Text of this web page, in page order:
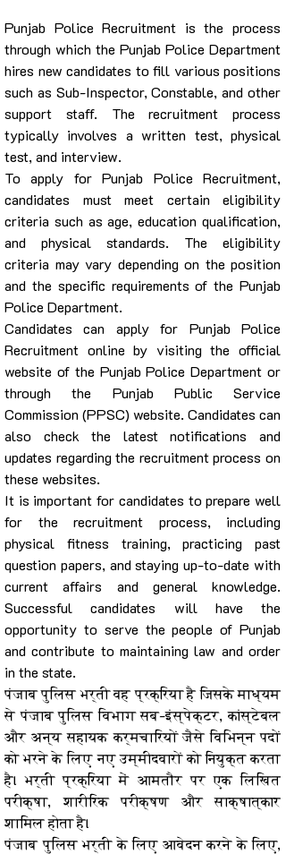
Punjab Police Recruitment is the process
through which the Punjab Police Department
hires new candidates to fill various positions
such as Sub-Inspector, Constable, and other
support staff. The recruitment process
typically involves a written test, physical
test, and interview.
To apply for Punjab Police Recruitment,
candidates must meet certain eligibility
criteria such as age, education qualification,
and physical standards. The eligibility
criteria may vary depending on the position
and the specific requirements of the Punjab
Police Department.
Candidates can apply for Punjab Police
Recruitment online by visiting the official
website of the Punjab Police Department or
through the Punjab Public Service
Commission (PPSC) website. Candidates can
also check the latest notifications and
updates regarding the recruitment process on
these websites.
It is important for candidates to prepare well
for the recruitment process, including
physical fitness training, practicing past
question papers, and staying up-to-date with
current affairs and general knowledge.
Successful candidates will have the
opportunity to serve the people of Punjab
and contribute to maintaining law and order
in the state.
पंजाब पुलिस भर्ती वह प्रक्रिया है जिसके माध्यम
से पंजाब पुलिस विभाग सब-इंस्पेक्टर, कांस्टेबल
और अन्य सहायक कर्मचारियों जैसे विभिन्न पदों
को भरने के लिए नए उम्मीदवारों को नियुक्त करता
है। भर्ती प्रक्रिया में आमतौर पर एक लिखित
परीक्षा, शारीरिक परीक्षण और साक्षात्कार
शामिल होता है।
पंजाब पुलिस भर्ती के लिए आवेदन करने के लिए,